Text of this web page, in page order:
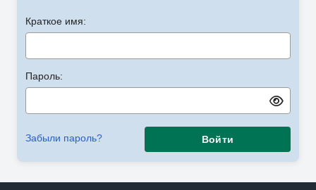
Краткое имя:
Пароль:
Забыли пароль? Войти